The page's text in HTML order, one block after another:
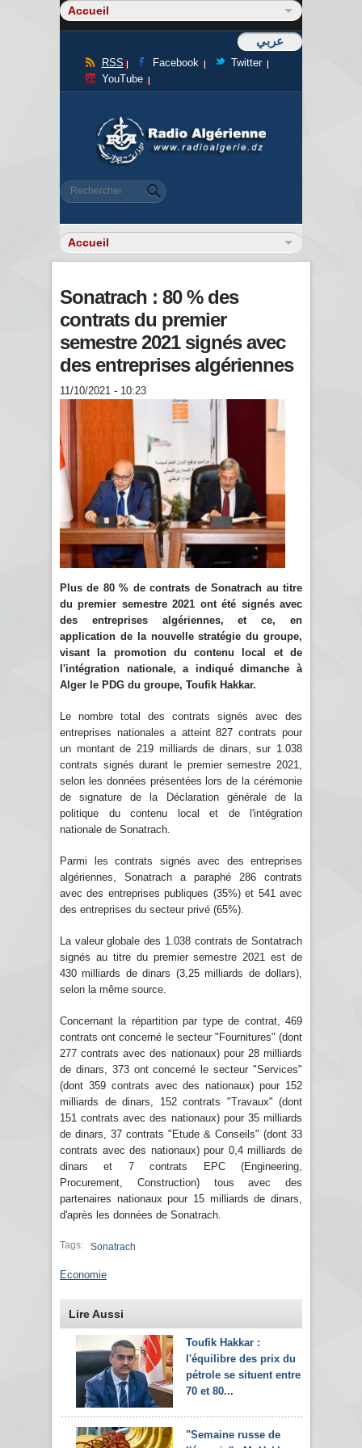
عربي
RSS Facebook
Twitter
YouTube
Formulaire de recherche
Rechercher
Sonatrach : 80 % des
contrats du premier
semestre 2021 signés avec
des entreprises algériennes
11/10/2021 - 10:23
Plus de 80 % de contrats de Sonatrach au titre
du premier semestre 2021 ont été signés avec
des entreprises algériennes, et ce, en
application de la nouvelle stratégie du groupe,
visant la promotion du contenu local et de
l'intégration nationale, a indiqué dimanche à
Alger le PDG du groupe, Toufik Hakkar.
Le nombre total des contrats signés avec des
entreprises nationales a atteint 827 contrats pour
un montant de 219 milliards de dinars, sur 1.038
contrats signés durant le premier semestre 2021,
selon les données présentées lors de la cérémonie
de signature de la Déclaration générale de la
politique du contenu local et de l'intégration
nationale de Sonatrach.
Parmi les contrats signés avec des entreprises
algériennes, Sonatrach a paraphé 286 contrats
avec des entreprises publiques (35%) et 541 avec
des entreprises du secteur privé (65%).
La valeur globale des 1.038 contrats de Sontatrach
signés au titre du premier semestre 2021 est de
430 milliards de dinars (3,25 milliards de dollars),
selon la même source.
Concernant la répartition par type de contrat, 469
contrats ont concerné le secteur "Fournitures" (dont
277 contrats avec des nationaux) pour 28 milliards
de dinars, 373 ont concerné le secteur "Services"
(dont 359 contrats avec des nationaux) pour 152
milliards de dinars, 152 contrats "Travaux" (dont
151 contrats avec des nationaux) pour 35 milliards
de dinars, 37 contrats "Etude & Conseils" (dont 33
contrats avec des nationaux) pour 0,4 milliards de
dinars et 7 contrats EPC (Engineering,
Procurement, Construction) tous avec des
partenaires nationaux pour 15 milliards de dinars,
d'après les données de Sonatrach.
Tags: Sonatrach
Economie
Lire Aussi
Toufik Hakkar :
l'équilibre des prix du
pétrole se situent entre
70 et 80...
"Semaine russe de